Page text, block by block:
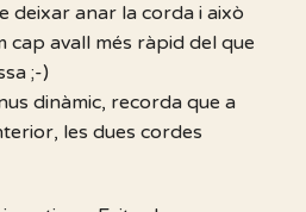
deixar anar la corda i això
cap avall més ràpid del que
;-)
dinàmic, recorda que a
les dues cordes